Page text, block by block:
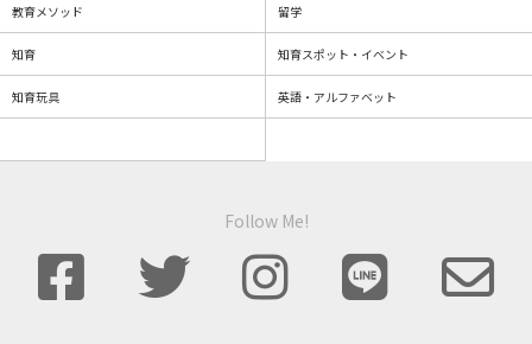
教育メソッド 留学
知育 知育スポット・イベント
知育玩具 英語・アルファベット
Follow Me!